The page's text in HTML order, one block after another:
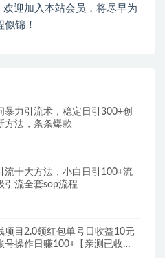
迎加入本站会员，将尽早为
锦！
暴力引流术，稳定日引300+创
方法，条条爆款
流十大方法，小白日引100+流
引流全套sop流程
项目2.0领红包单号日收益10元
号操作日赚100+【亲测已收